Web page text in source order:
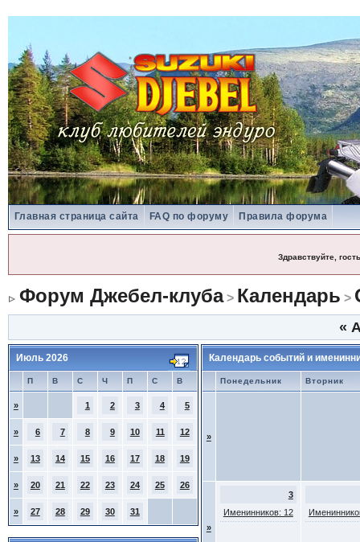
Главная страница сайта FAQ по форуму Правила форума
Здравствуйте, гость
Форум Джебел-клуба> Календарь >
«
Июль 2026
П В С Ч П С В
» 1 2 3 4 5
» 6 7 8 9 10 11 12
» 13 14 15 16 17 18 19
» 20 21 22 23 24 25 26
» 27 28 29 30 31
Календарь событий и
Понедельник Вторник
»
»
3
Именинников: 12